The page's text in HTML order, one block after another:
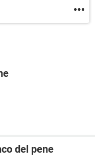
del pene